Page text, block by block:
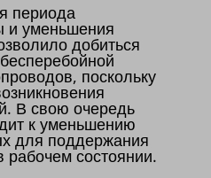
периода
и уменьшения
добиться
поскольку
В свою очередь
к уменьшению
для поддержания
рабочем состоянии.